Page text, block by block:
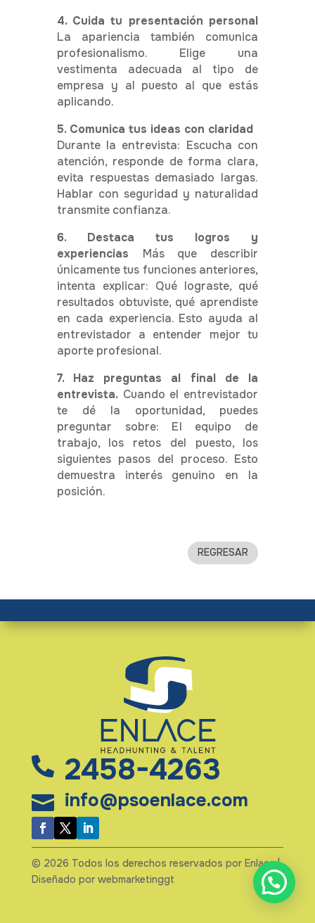
4. Cuida tu presentación personal
La apariencia también comunica
profesionalismo. Elige una
vestimenta adecuada al tipo de
empresa y al puesto al que estás
aplicando.
5. Comunica tus ideas con claridad
Durante la entrevista: Escucha con
atención, responde de forma clara,
evita respuestas demasiado largas.
Hablar con seguridad y naturalidad
transmite confianza.
6. Destaca tus logros y
experiencias Más que describir
únicamente tus funciones anteriores,
intenta explicar: Qué lograste, qué
resultados obtuviste, qué aprendiste
en cada experiencia. Esto ayuda al
entrevistador a entender mejor tu
aporte profesional.
7. Haz preguntas al final de la
entrevista. Cuando el entrevistador
te dé la oportunidad, puedes
preguntar sobre: El equipo de
trabajo, los retos del puesto, los
siguientes pasos del proceso. Esto
demuestra interés genuino en la
posición.
REGRESAR
 2458-4263
 info@psoenlace.com
© 2026 Todos los derechos reservados por Enlace |
Diseñado por webmarketinggt